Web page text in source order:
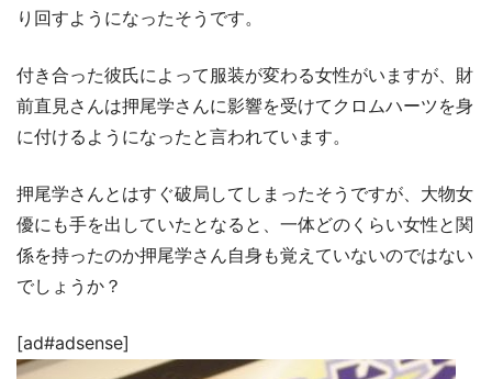
り回すようになったそうです。
付き合った彼氏によって服装が変わる女性がいますが、財
前直見さんは押尾学さんに影響を受けてクロムハーツを身
に付けるようになったと言われています。
押尾学さんとはすぐ破局してしまったそうですが、大物女
優にも手を出していたとなると、一体どのくらい女性と関
係を持ったのか押尾学さん自身も覚えていないのではない
でしょうか？
[ad#adsense]